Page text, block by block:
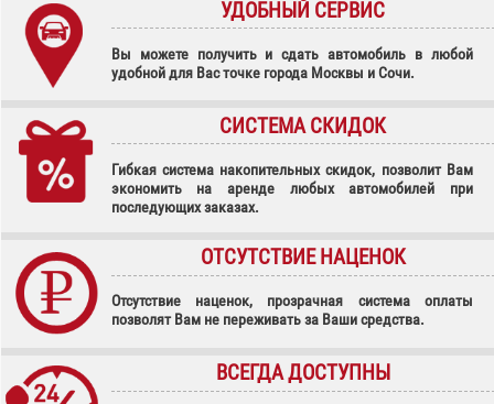
УДОБНЫЙ СЕРВИС
Вы можете получить и сдать автомобиль в любой
удобной для Вас точке города Москвы и Сочи.
СИСТЕМА СКИДОК
Гибкая система накопительных скидок, позволит Вам
экономить на аренде любых автомобилей при
последующих заказах.
ОТСУТСТВИЕ НАЦЕНОК
Отсутствие наценок, прозрачная система оплаты
позволят Вам не переживать за Ваши средства.
ВСЕГДА ДОСТУПНЫ